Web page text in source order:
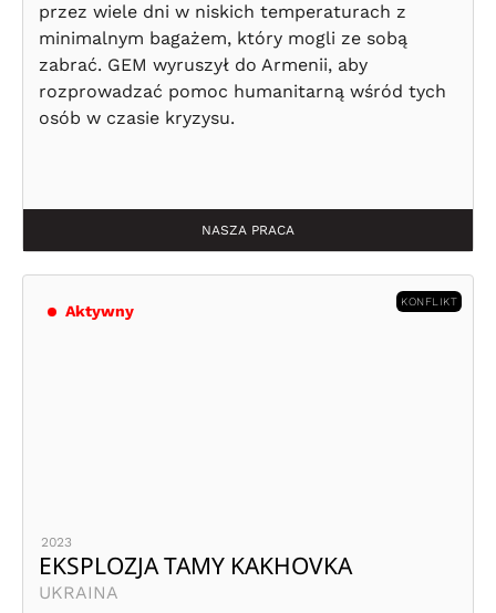
przez wiele dni w niskich temperaturach z
minimalnym bagażem, który mogli ze sobą
zabrać. GEM wyruszył do Armenii, aby
rozprowadzać pomoc humanitarną wśród tych
osób w czasie kryzysu.
NASZA PRACA
Aktywny
KONFLIKT
2023
EKSPLOZJA TAMY KAKHOVKA
UKRAINA